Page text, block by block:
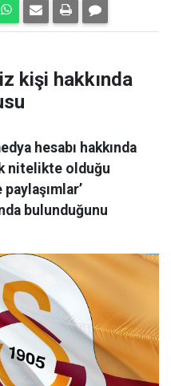
kişi hakkında
hesabı hakkında
nitelikte olduğu
bulunduğunu